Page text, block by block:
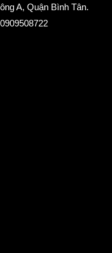
A, Quận Bình Tân.